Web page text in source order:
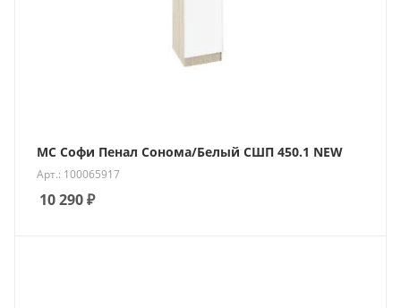
МС Софи Пенал Сонома/Белый СШП 450.1 NEW
Арт.: 100065917
10 290₽